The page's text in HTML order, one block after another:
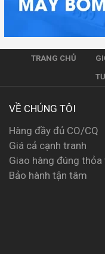
TRANG CHỦ
VỀ CHÚNG TÔI
Hàng đầy đủ CO/CQ
Giá cả cạnh tranh
Giao hàng đúng thỏa
Bảo hành tận tâm